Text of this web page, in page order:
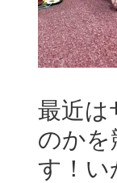
最近は
のかを
す！い